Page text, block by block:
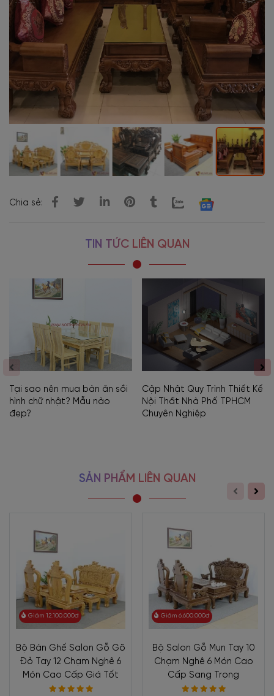
Chia sẻ:
TIN TỨC LIÊN QUAN
Tại sao nên mua bàn ăn sồi
hình chữ nhật? Mẫu nào
đẹp?
Cập Nhật Quy Trình Thiết Kế
Nội Thất Nhà Phố TPHCM
Chuyên Nghiệp
SẢN PHẨM LIÊN QUAN
Giảm 12.100.000đ
Bộ Bàn Ghế Salon Gỗ Gõ
Đỏ Tay 12 Chạm Nghê 6
Món Cao Cấp Giá Tốt
Giảm 6.600.000đ
Bộ Salon Gỗ Mun Tay 10
Chạm Nghê 6 Món Cao
Cấp Sang Trọng